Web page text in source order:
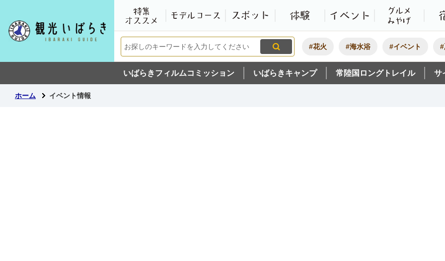
観光いばらき公式ホームペー
特集・オススメ
モデルコーススポット 体験
#花火 #海水浴 #イベント
いばらきフィルムコミッション いばらきキャンプ 常陸国ロングトレイル サ
ホーム イベント情報